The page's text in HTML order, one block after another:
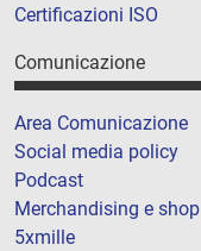
Certificazioni ISO
Comunicazione
Area Comunicazione
Social media policy
Podcast
Merchandising e shop
5xmille